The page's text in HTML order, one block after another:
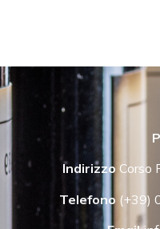
Indirizzo Corso
Telefono (+39)